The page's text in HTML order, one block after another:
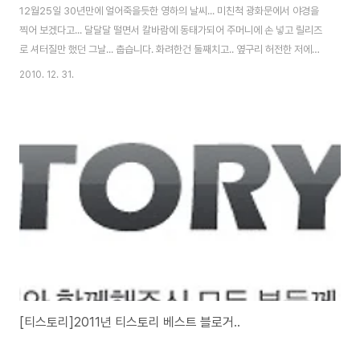
12월25일 30년만에 얼어죽을듯한 영하의 날씨... 미친척 광화문에서 야경을
찍어 보겠다고... 달달달 떨면서 칼바람에 동태가되어 주머니에 손 넣고 릴리즈
로 셔터질만 했던 그날... 춥습니다. 화려한건 둘째치고.. 옆구리 허전한 저에게
는 칼바람속 사진찍는게 미친짓이라고 생각이 드네요. 커플들이야 좋다고 돌아
^^ Nikon D300 & Sigma 24-70 F2.8 EX DG 2010-12-25
2010. 12. 31.
[티스토리]2011년 티스토리 베스트 블로거..